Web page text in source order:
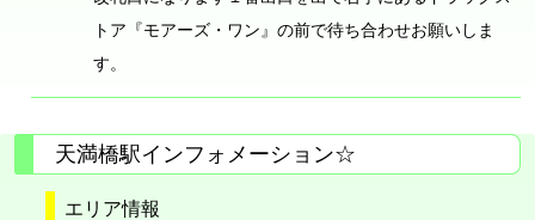
トア『モアーズ・ワン』の前で待ち合わせお願いしま
す。
天満橋駅インフォメーション☆
エリア情報